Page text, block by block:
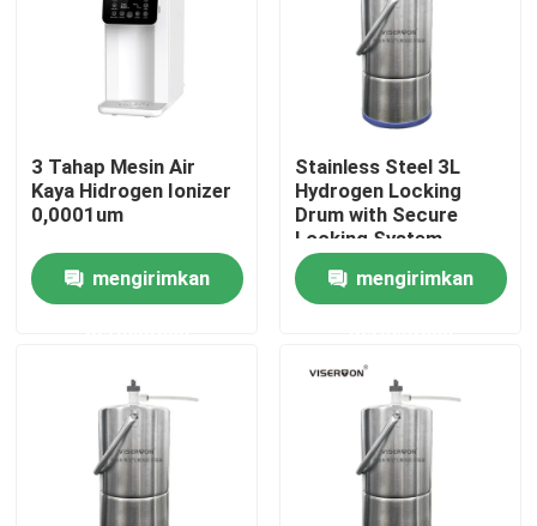
Hubungi kami
Berita
Permintaan Penawaran
Mesin Penghirup Hidrogen
3 Tahap Mesin Air
Kaya Hidrogen Ionizer
0,0001um
mengirimkan
Stainless Steel 3L
Hydrogen Locking
Drum with Secure
Locking System
mengirimkan